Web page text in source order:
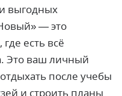
выгодных
— это
есть всё
Это ваш личный
после учебы
и строить планы